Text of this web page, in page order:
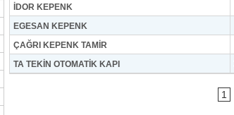
İDOR KEPENK
EGESAN KEPENK
ÇAĞRI KEPENK TAMİR
TA TEKİN OTOMATİK KAPI
1